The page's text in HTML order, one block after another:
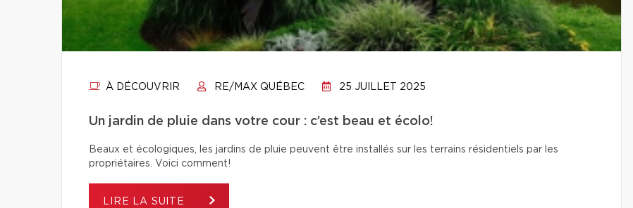
À DÉCOUVRIR RE/MAX QUÉBEC 25 JUILLET 2025
Un jardin de pluie dans votre cour : c’est beau et écolo!
Beaux et écologiques, les jardins de pluie peuvent être installés sur les terrains résidentiels par les
propriétaires. Voici comment!
LIRE LA SUITE